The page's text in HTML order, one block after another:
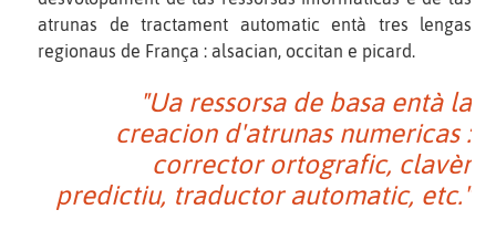
atrunas de tractament automatic entà tres lengas
regionaus de França : alsacian, occitan e picard.
"Ua ressorsa de basa entà la
creacion d'atrunas numericas :
corrector ortografic, clavèr
predictiu, traductor automatic, etc."